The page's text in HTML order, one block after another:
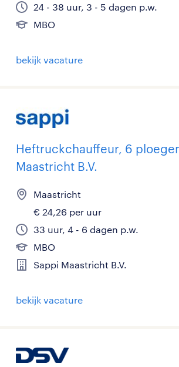
24 - 38 uur, 3 - 5 dagen p.w.
MBO
bekijk vacature
Heftruckchauffeur, 6
Maastricht B.V.
Maastricht
€ 24,26 per uur
33 uur, 4 - 6 dagen p.w.
MBO
Sappi Maastricht B.V.
bekijk vacature